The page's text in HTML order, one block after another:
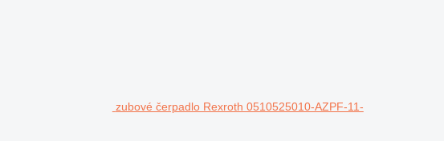
zubové čerpadlo Rexroth 0510525010-AZPF-11-